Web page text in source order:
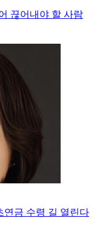
끊어내야 할 사람
연금 수령 길 열린다